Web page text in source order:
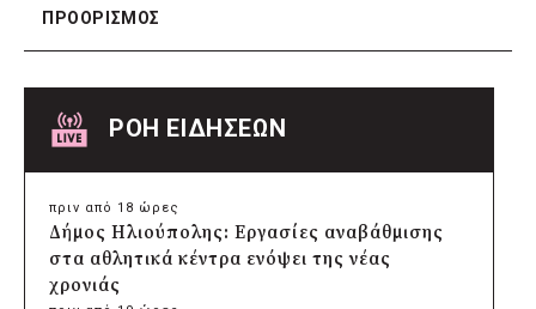
ΠΡΟΟΡΙΣΜΟΣ
ΡΟΗ ΕΙΔΗΣΕΩΝ
πριν από 18 ώρες
Δήμος Ηλιούπολης: Εργασίες αναβάθμισης
στα αθλητικά κέντρα ενόψει της νέας
χρονιάς